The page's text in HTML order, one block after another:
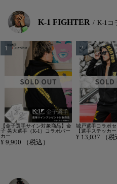
K-1 FIGHTER K-1コ
【金子選手サイン対象商品】金
子 晃大選手（K-1）コラボパー
カー
¥ 9,900 （税込）
城戸選手コラボ
【選手ステッカー
¥ 13,037 （税